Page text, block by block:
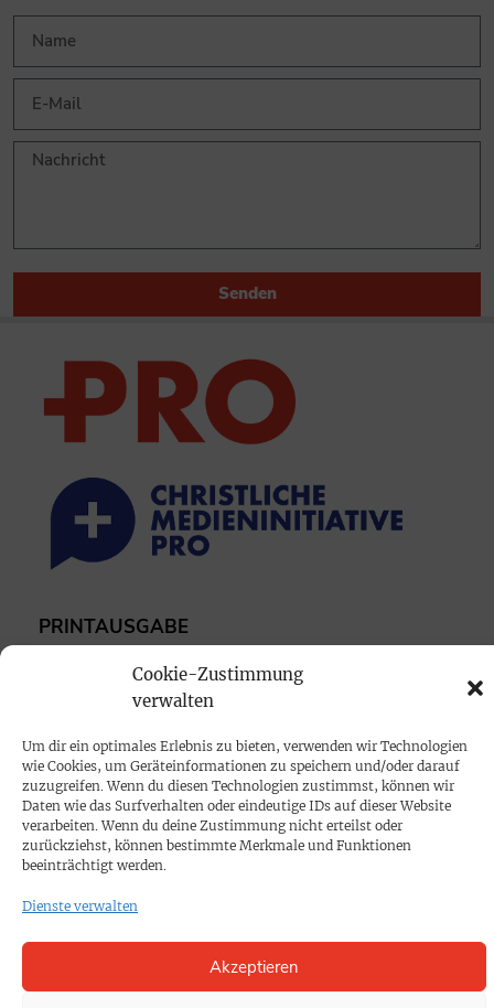
Cookie-Zustimmung
verwalten
Um dir ein optimales Erlebnis zu bieten, verwenden wir Technologien
wie Cookies, um Geräteinformationen zu speichern und/oder darauf
zuzugreifen. Wenn du diesen Technologien zustimmst, können wir
Daten wie das Surfverhalten oder eindeutige IDs auf dieser Website
verarbeiten. Wenn du deine Zustimmung nicht erteilst oder
zurückziehst, können bestimmte Merkmale und Funktionen
beeinträchtigt werden.
Dienste verwalten
Akzeptieren
Senden
PRINTAUSGABE
Mediadaten
Impressum
SPENDEN
Datenschutz
KONTAKT